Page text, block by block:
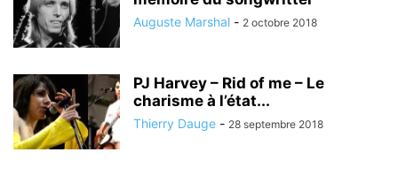
Auguste Marshal - 2 octobre 2018
PJ Harvey – Rid of me – Le
charisme à l’état...
Thierry Dauge - 28 septembre 2018